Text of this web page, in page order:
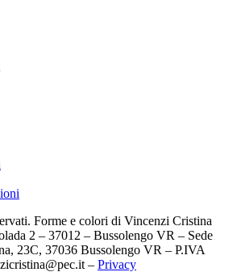
Forme e colori di Vincenzi Cristina
2 – 37012 – Bussolengo VR – Sede
23C, 37036 Bussolengo VR – P.IVA
– Privacy